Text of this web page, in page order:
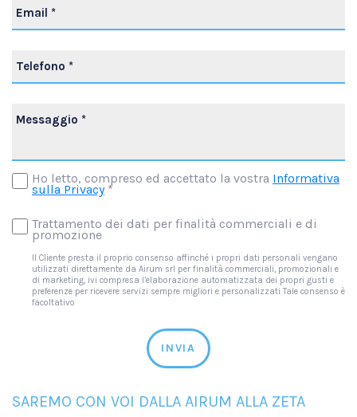
Ho letto, compreso ed accettato la vostra Informativa
sulla Privacy*
Trattamento dei dati per finalità commerciali e di
promozione
Il Cliente presta il proprio consenso affinché i propri dati personali vengano
utilizzati direttamente da Airum srl per finalità commerciali, promozionali e
di marketing, ivi compresa l’elaborazione automatizzata dei propri gusti e
preferenze per ricevere servizi sempre migliori e personalizzati Tale consenso è
facoltativo
INVIA
SAREMO CON VOI DALLA AIRUM ALLA ZETA